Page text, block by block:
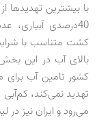
40‌درصدی آبیاری،
کشت متناسب با
بالای آب در این
کشور تامین آب
تهدید نمی‌کند،
می‌رود و ایران نیز در